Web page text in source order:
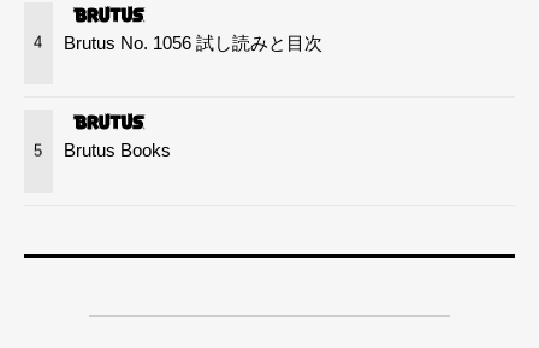
4 Brutus No. 1056 試し読みと目次
5 Brutus Books